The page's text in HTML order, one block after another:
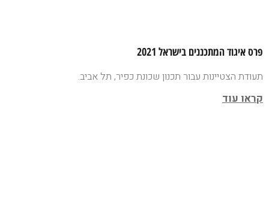
פרס איגוד המתכננים בישראל 2021
תעודת הצטיינות עבור תכנון שכונת כפיר, תל אביב.
קראו עוד